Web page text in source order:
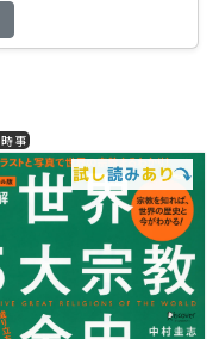
か』（KADOKAWA）
研究所）
りキリスト教入門』
みすず書房）
事